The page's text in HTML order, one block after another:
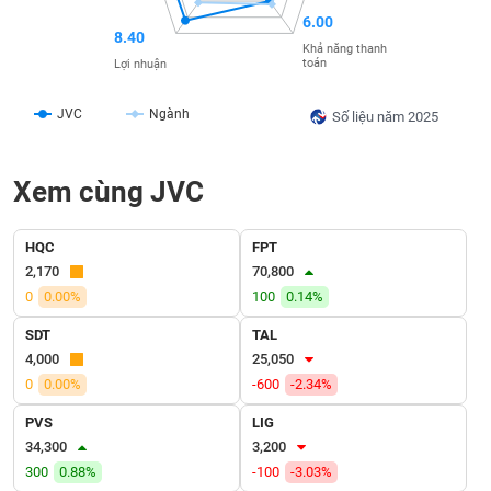
Số liệu năm 2025
JVC Ngành
6.00
Khả năng thanh
toán
8.40
Lợi nhuận
Xem cùng JVC
HQC
2,170
0
0.00%
FPT
70,800
100
0.14%
SDT
4,000
0
0.00%
TAL
25,050
-600
-2.34%
PVS
34,300
300
0.88%
LIG
3,200
-100
-3.03%
ÍCH
BẤT
ĐỘNG
SẢN
Mã
chứng
(-)